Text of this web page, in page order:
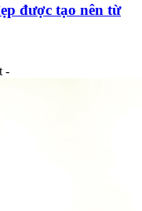
được tạo nên từ
-